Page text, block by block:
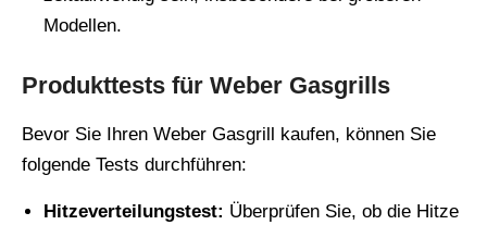
Modellen.
Produkttests für Weber Gasgrills
Bevor Sie Ihren Weber Gasgrill kaufen, können Sie
folgende Tests durchführen:
Hitzeverteilungstest: Überprüfen Sie, ob die Hitze